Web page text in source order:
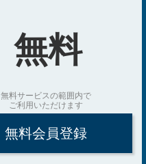
無料
無料サービスの範囲内で
ご利用いただけます
無料会員登録